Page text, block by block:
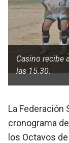
Casino recibe
las 15.30.
La Federación
cronograma
los Octavos